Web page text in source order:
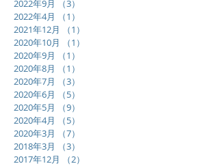
2022年9月
（3）
2022年4月
（1）
2021年12月
（1）
2020年10月
（1）
2020年9月
（1）
2020年8月
（1）
2020年7月
（3）
2020年6月
（5）
2020年5月
（9）
2020年4月
（5）
2020年3月
（7）
2018年3月
（3）
2017年12月
（2）